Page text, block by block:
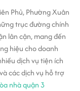
Phủ, Phường Xuân
trục đường chính
lân cận, mang đến
hiệu cho doanh
dịch vụ tiện ích
các dịch vụ hỗ trợ
nhà quận 3